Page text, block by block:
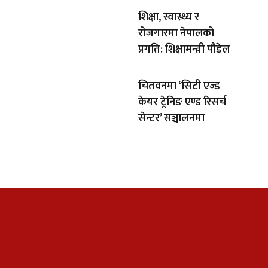
शिक्षा, स्वास्थ्य र
रोजगारमा नेपालको
प्रगति: शिक्षामन्त्री पौडेल
चितवनमा ‘सिटी एज्ड
केयर ट्रेनिङ एण्ड रिसर्च
सेन्टर’ सञ्चालनमा